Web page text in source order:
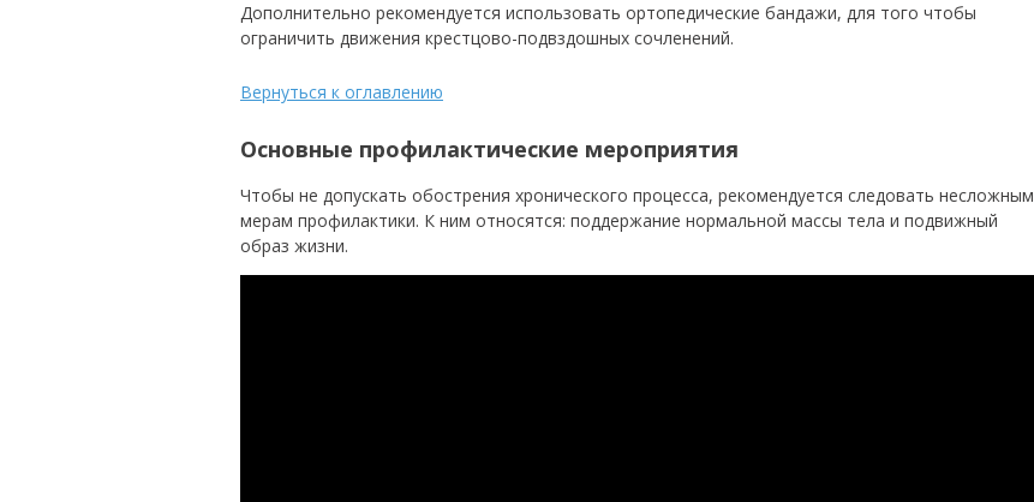
Дополнительно рекомендуется использовать ортопедические бандажи, для того чтобы
ограничить движения крестцово-подвздошных сочленений.
Вернуться к оглавлению
Основные профилактические мероприятия
Чтобы не допускать обострения хронического процесса, рекомендуется следовать несложным
мерам профилактики. К ним относятся: поддержание нормальной массы тела и подвижный
образ жизни.